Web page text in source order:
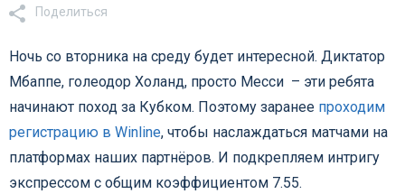
Поделиться
Ночь со вторника на среду будет интересной. Диктатор
Мбаппе, голеодор Холанд, просто Месси – эти ребята
начинают поход за Кубком. Поэтому заранее проходим
регистрацию в Winline, чтобы наслаждаться матчами на
платформах наших партнёров. И подкрепляем интригу
экспрессом с общим коэффициентом 7.55.